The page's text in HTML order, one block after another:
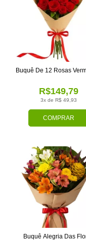
COMPRAR
3x de R$ 49,93
R$149,79
Buquê De 12 Rosas
Buquê Alegria Das